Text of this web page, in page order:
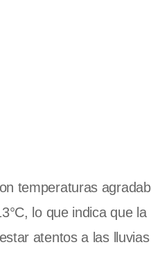
temperaturas
lo que indica que
atentos a las